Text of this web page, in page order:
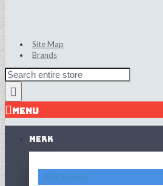
Site Map
Brands
MENU
MERK
Alfa Romeo